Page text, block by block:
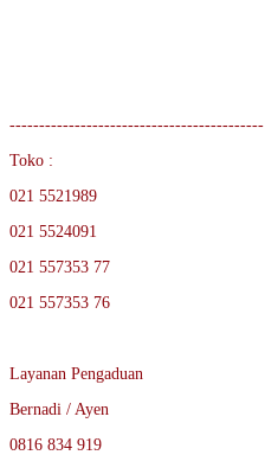
-------------------------------------------
Toko :
021 5521989
021 5524091
021 557353 77
021 557353 76
Layanan Pengaduan
Bernadi / Ayen
0816 834 919